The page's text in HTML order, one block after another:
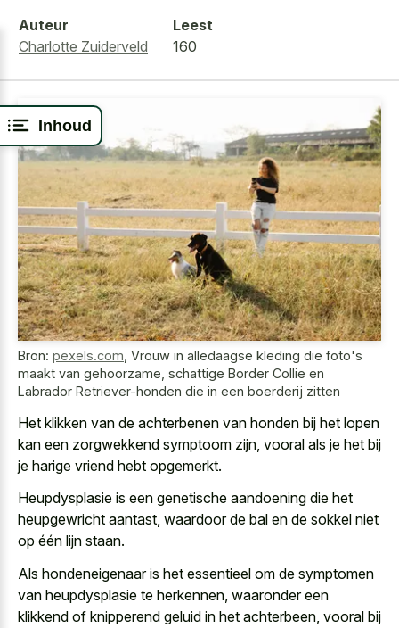
Inhoud
Auteur
Charlotte Zuiderveld
Leest
160
Bron: pexels.com Vrouw in alledaagse kleding die foto's
maakt van gehoorzame, schattige Border Collie en
Labrador Retriever-honden die in een boerderij zitten
Het klikken van de achterbenen van honden bij het lopen
kan een zorgwekkend symptoom zijn, vooral als je het bij
je harige vriend hebt opgemerkt.
Heupdysplasie is een genetische aandoening die het
heupgewricht aantast, waardoor de bal en de sokkel niet
op één lijn staan.
Als hondeneigenaar is het essentieel om de symptomen
van heupdysplasie te herkennen, waaronder een
klikkend of knipperend geluid in het achterbeen, vooral bij